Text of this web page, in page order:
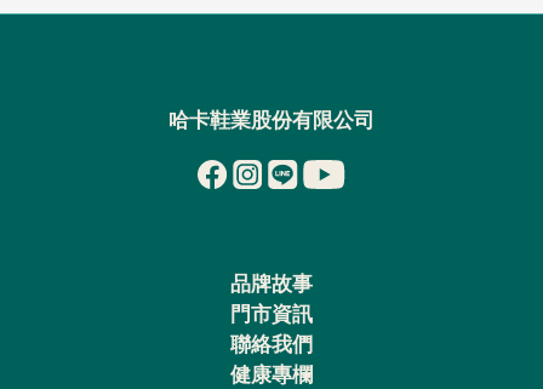
哈卡鞋業股份有限公司
品牌故事
門市資訊
聯絡我們
健康專欄